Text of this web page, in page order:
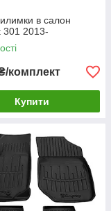
в салон
301 2013-
комплект
Купити